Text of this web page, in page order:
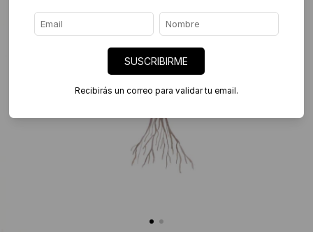
SUSCRIBIRME
Recibirás un correo para validar tu email.